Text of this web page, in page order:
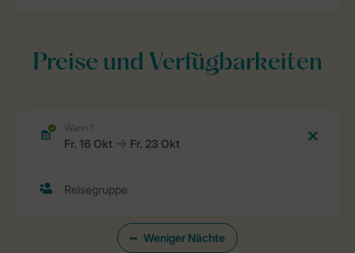
Preise und Verfügbarkeiten
Weniger Nächte